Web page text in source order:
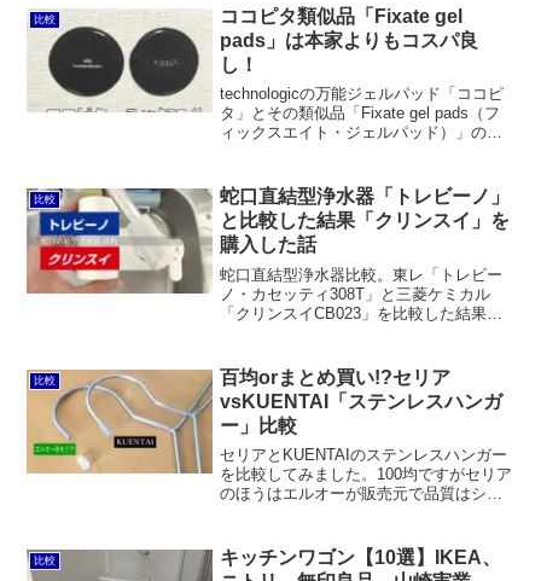
ったくありません。ですが、価格重視で
後者というのもナシではないでしょう。
比較
ココピタ類似品「Fixate gel
pads」は本家よりもコスパ良
し！
technologicの万能ジェルパッド「ココピ
タ」とその類似品「Fixate gel pads（フ
ィックスエイト・ジェルパッド）」の比
んど違いが感じられません。
比較
蛇口直結型浄水器「トレビーノ」
と比較した結果「クリンスイ」を
購入した話
蛇口直結型浄水器比較。東レ「トレビー
ノ・カセッティ308T」と三菱ケミカル
「クリンスイCB023」を比較した結果、
CB023のほうがデザインがシンプルで、
ランニングコストもイニシャルコストも
安く済むからです。
比較
百均orまとめ買い!?セリア
vsKUENTAI「ステンレスハンガ
ー」比較
セリアとKUENTAIのステンレスハンガー
を比較してみました。100均ですがセリア
のほうはエルオーが販売元で品質はシッ
り換算の価格は半分程度からなのでコス
ト重視の方にオススメできると思いま
比較
キッチンワゴン【10選】IKEA、